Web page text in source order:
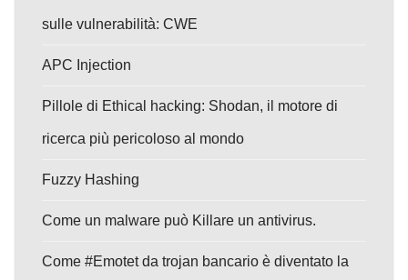
sulle vulnerabilità: CWE
APC Injection
Pillole di Ethical hacking: Shodan, il motore di
ricerca più pericoloso al mondo
Fuzzy Hashing
Come un malware può Killare un antivirus.
Come #Emotet da trojan bancario è diventato la